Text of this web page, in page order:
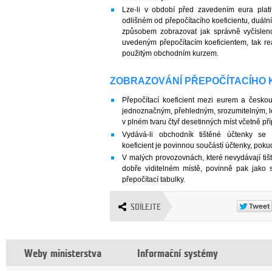
Lze-li v období před zavedením eura
odlišném od přepočítacího koeficientu,
způsobem zobrazovat jak správně
uvedeným přepočítacím koeficientem, tak
použitým obchodním kurzem.
ZOBRAZOVÁNÍ PŘEPOČÍTACÍHO
Přepočítací koeficient mezi eurem a
jednoznačným, přehledným, srozumitelným,
v plném tvaru čtyř desetinných míst včetně
Vydává-li obchodník tištěné účtenky se
koeficient je povinnou součástí účtenky,
V malých provozovnách, které nevydávají
dobře viditelném místě, povinně pak jako
přepočítací tabulky.
SDÍLEJTE
Weby ministerstva Informační systémy